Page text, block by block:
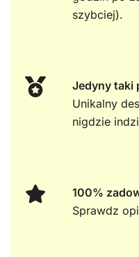
szybciej).
Jedyny taki
Unikalny
nigdzie
100%
Sprawdz